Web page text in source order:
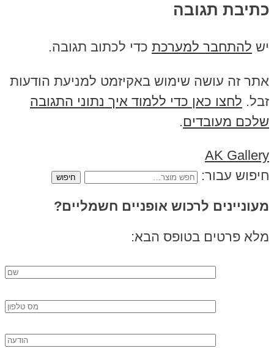
כתיבת תגובה
יש להתחבר למערכת כדי לכתוב תגובה.
אתר זה עושה שימוש באקיזמט למניעת הודעות
זבל. לחצו כאן כדי ללמוד איך נתוני התגובה
שלכם מעובדים.
AK Gallery
חיפוש עבור:
מעוניינים לרכוש אופניים חשמליים?
מלא פרטים בטופס הבא: